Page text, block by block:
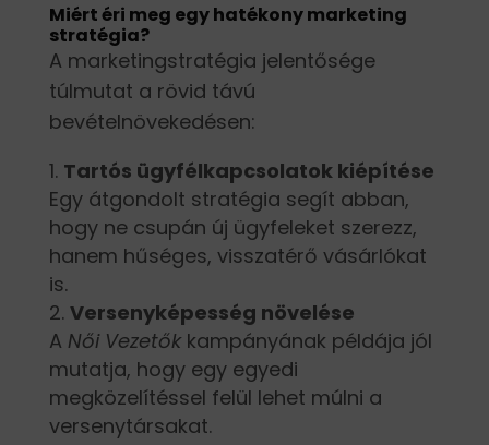
Miért éri meg egy hatékony marketing
stratégia?
A marketingstratégia jelentősége
túlmutat a rövid távú
bevételnövekedésen:
Tartós ügyfélkapcsolatok kiépítése
Egy átgondolt stratégia segít abban,
hogy ne csupán új ügyfeleket szerezz,
hanem hűséges, visszatérő vásárlókat
is.
Versenyképesség növelése
A Női Vezetőkkampányának példája jól
mutatja, hogy egy egyedi
megközelítéssel felül lehet múlni a
versenytársakat.